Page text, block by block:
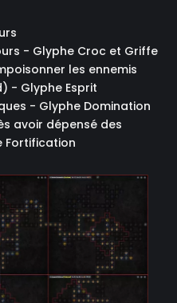
- Glyphe Croc et Griffe
les ennemis
- Glyphe Esprit
- Glyphe Domination
avoir dépensé des
Fortification